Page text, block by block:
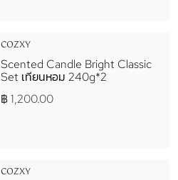
COZXY
Scented Candle Bright Classic
Set เทียนหอม 240g*2
฿ 1,200.00
COZXY